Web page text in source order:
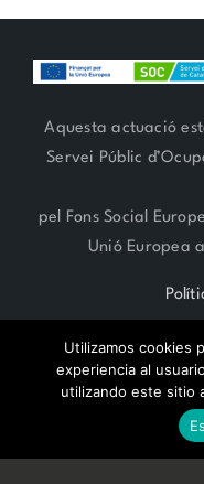
Aquesta actuació
Servei Públic
pel Fons Social
Unió Europea
ARTE FLORAL 93 666
Compte de
Utilizamos cookies
experiencia al
utilizando este sitio